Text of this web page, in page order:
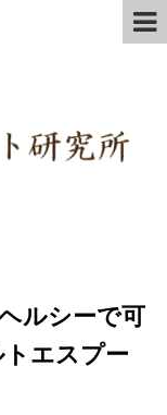
ルシーで可
エスプー